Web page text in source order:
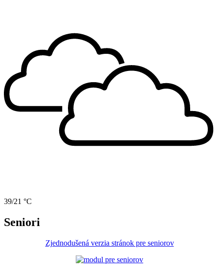
39/21 °C
Seniori
Zjednodušená verzia stránok pre seniorov